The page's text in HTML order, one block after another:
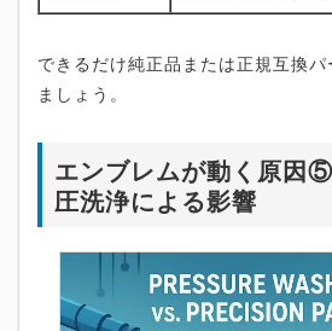
できるだけ純正品または正規互換
ましょう。
エンブレムが動く原因
圧洗浄による影響